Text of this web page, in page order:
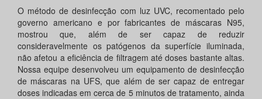
O método de desinfecção com luz UVC, recomentado pelo
governo americano e por fabricantes de máscaras N95,
mostrou que, além de ser capaz de reduzir
consideravelmente os patógenos da superfície iluminada,
não afetou a eficiência de filtragem até doses bastante altas.
Nossa equipe desenvolveu um equipamento de desinfecção
de máscaras na UFS, que além de ser capaz de entregar
doses indicadas em cerca de 5 minutos de tratamento, ainda